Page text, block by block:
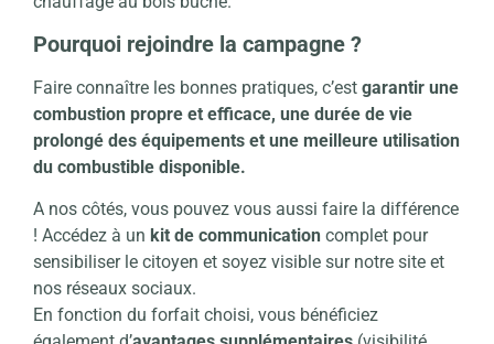
Pourquoi rejoindre la campagne ?
Faire connaître les bonnes pratiques, c’est garantir une
combustion propre et efficace, une durée de vie
prolongé des équipements et une meilleure utilisation
du combustible disponible.
A nos côtés, vous pouvez vous aussi faire la différence
! Accédez à un kit de communication complet pour
sensibiliser le citoyen et soyez visible sur notre site et
nos réseaux sociaux.
En fonction du forfait choisi, vous bénéficiez